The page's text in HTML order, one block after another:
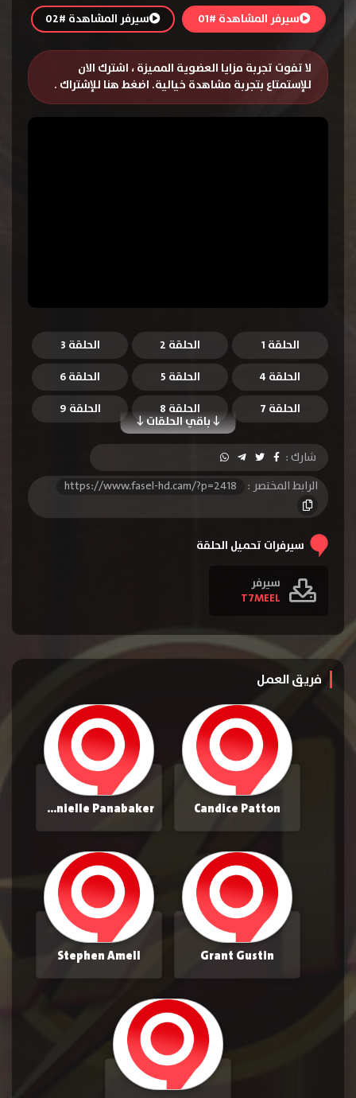
سيرفر المشاهدة #01 سيرفر المشاهدة #02
لا تفوت تجربة مزايا العضوية المميزة ، اشترك الان
للإستمتاع بتجربة مشاهدة خيالية. اضغط هنا للإشتراك .
الحلقة 1 الحلقة 2
الحلقة 3
الحلقة 4
الحلقة 5 الحلقة 6
باقي الحلقات
الحلقة 7 الحلقة 8
الحلقة 9
الحلقة 10
الحلقة 11
الحلقة 12
الحلقة 13
الحلقة 14
الحلقة 15
شارك :
الرابط المختصر :
https://www.fasel-hd.cam/?p=2418
سيرفرات تحميل الحلقة
سيرفر
T7MEEL
فريق العمل
Candice Patton
Danielle Panabaker
Grant Gustin
Stephen Amell